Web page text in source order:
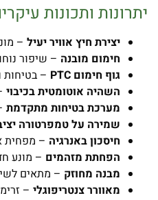
יתרונות ותכונות
יצירת חיץ אוויר יעיל –
חימום מובנה – שיפור
גוף חימום PTC – בטיחות
השהיה אוטומטית בכיבוי
מערכת בטיחות מתקדמת
שמירה על טמפרטורה
חיסכון באנרגיה – מפחית
הפחתת מזהמים – מונע
מבנה מחוזק – מתאים
מאוורר צנטריפוגלי –